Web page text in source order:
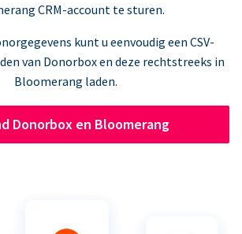
CRM-account te sturen.
kunt u eenvoudig een CSV-
van Donorbox en deze rechtstreeks in
Bloomerang laden.
Donorbox en Bloomerang